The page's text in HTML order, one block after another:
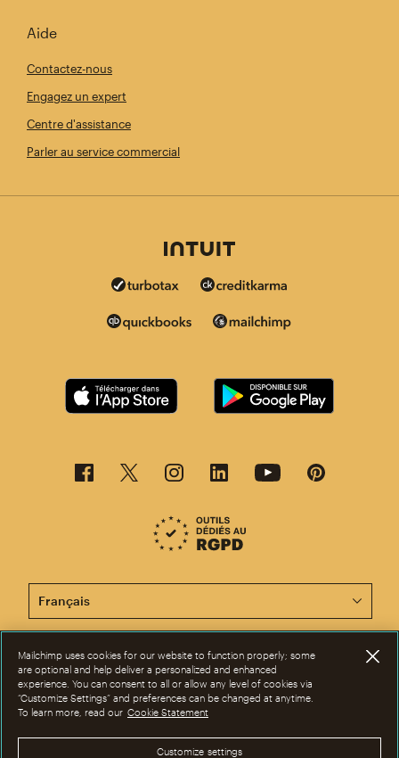
Aide
Contactez-nous
Engagez un expert
Centre d'assistance
Parler au service commercial
Cette page est désormais disponible en d'autres
©2001-2026 Tous droits réservés. Mailchimp® est une marque déposée de
The Rocket Science Group. Apple et le logo Apple sont des marques de
commerce d'Apple Inc. Mac App Store est une marque d'Apple Inc.
Google Play et le logo Google Play sont des marques de Google Inc.
matière de cookies
Mailchimp uses cookies for our website to function properly; some
are optional and help deliver a personalized and enhanced
experience. You can consent to all or allow any level of cookies via
“Customize Settings” and preferences can be changed at anytime.
To learn more, read our Cookie Statement
Customize settings